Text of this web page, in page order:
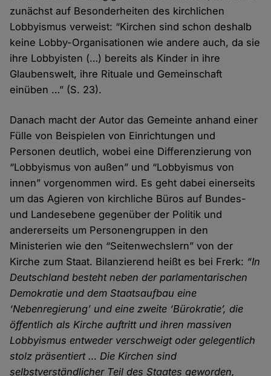
zunächst auf Besonderheiten des kirchlichen
Lobbyismus verweist: “Kirchen sind schon deshalb
keine Lobby-Organisationen wie andere auch, da sie
ihre Lobbyisten (…) bereits als Kinder in ihre
Glaubenswelt, ihre Rituale und Gemeinschaft
einüben …” (S. 23).
Danach macht der Autor das Gemeinte anhand einer
Fülle von Beispielen von Einrichtungen und
Personen deutlich, wobei eine Differenzierung von
“Lobbyismus von außen” und “Lobbyismus von
innen” vorgenommen wird. Es geht dabei einerseits
um das Agieren von kirchliche Büros auf Bundes-
und Landesebene gegenüber der Politik und
andererseits um Personengruppen in den
Ministerien wie den “Seitenwechslern” von der
Kirche zum Staat. Bilanzierend heißt es bei Frerk: “In
Deutschland besteht neben der parlamentarischen
Demokratie und dem Staatsaufbau eine
‘Nebenregierung’ und eine zweite ‘Bürokratie’, die
öffentlich als Kirche auftritt und ihren massiven
Lobbyismus entweder verschweigt oder gelegentlich
stolz präsentiert … Die Kirchen sind
selbstverständlicher Teil des Staates geworden,